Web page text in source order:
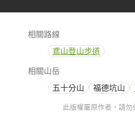
相關路線
鳶山登山步道
相關山岳
五十分山
福德坑山
此版權屬原作者，請勿